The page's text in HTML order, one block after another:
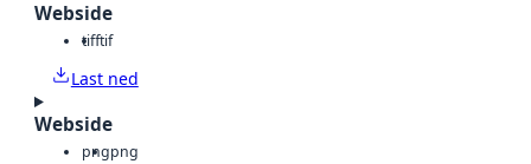
Webside
tifftif
Last ned
Webside
pngpng